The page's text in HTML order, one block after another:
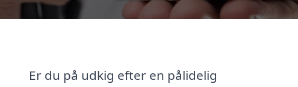
Er du på udkig efter en pålidelig